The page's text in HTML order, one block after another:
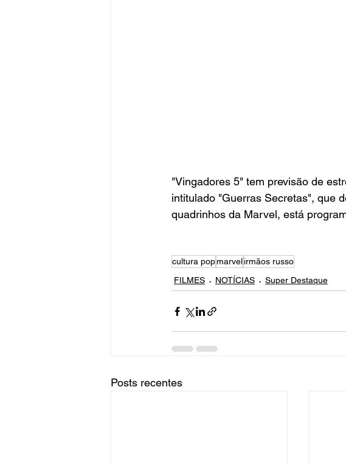
"Vingadores 5" tem previsão de
intitulado "Guerras Secretas", que
quadrinhos da Marvel, está
cultura popmarvelirmãos russo
FILMES
NOTÍCIAS Super Destaque
Posts recentes